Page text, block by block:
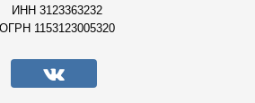
ИНН 3123363232
ОГРН 1153123005320